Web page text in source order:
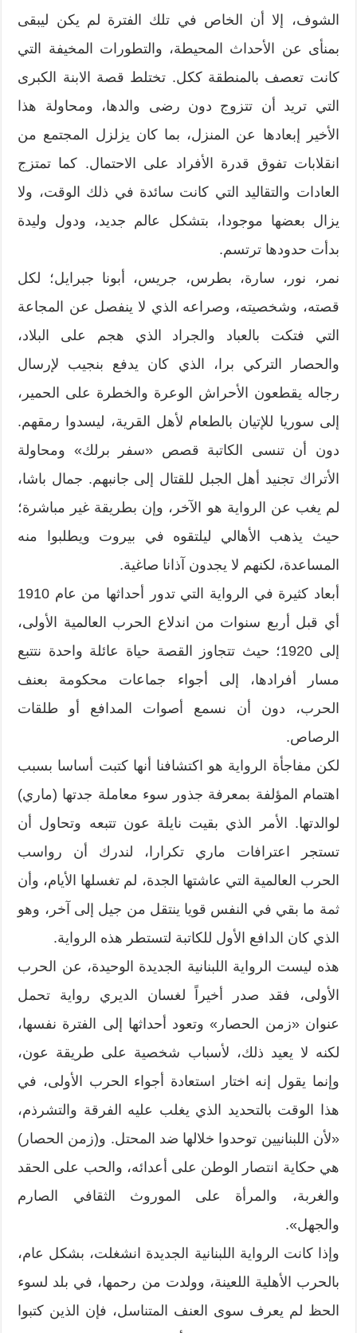
الشوف، إلا أن الخاص في تلك الفترة لم يكن ليبقى
بمنأى عن الأحداث المحيطة، والتطورات المخيفة التي
كانت تعصف بالمنطقة ككل. تختلط قصة الابنة الكبرى
التي تريد أن تتزوج دون رضى والدها، ومحاولة هذا
الأخير إبعادها عن المنزل، بما كان يزلزل المجتمع من
انقلابات تفوق قدرة الأفراد على الاحتمال. كما تمتزج
العادات والتقاليد التي كانت سائدة في ذلك الوقت، ولا
يزال بعضها موجودا، بتشكل عالم جديد، ودول وليدة
بدأت حدودها ترتسم.
نمر، نور، سارة، بطرس، جريس، أبونا جبرايل؛ لكل
قصته، وشخصيته، وصراعه الذي لا ينفصل عن المجاعة
التي فتكت بالعباد والجراد الذي هجم على البلاد،
والحصار التركي برا، الذي كان يدفع بنجيب لإرسال
رجاله يقطعون الأحراش الوعرة والخطرة على الحمير،
إلى سوريا للإتيان بالطعام لأهل القرية، ليسدوا رمقهم.
دون أن تنسى الكاتبة قصص «سفر برلك» ومحاولة
الأتراك تجنيد أهل الجبل للقتال إلى جانبهم. جمال باشا،
لم يغب عن الرواية هو الآخر، وإن بطريقة غير مباشرة؛
حيث يذهب الأهالي ليلتقوه في بيروت ويطلبوا منه
المساعدة، لكنهم لا يجدون آذانا صاغية.
أبعاد كثيرة في الرواية التي تدور أحداثها من عام 1910
أي قبل أربع سنوات من اندلاع الحرب العالمية الأولى،
إلى 1920؛ حيث تتجاوز القصة حياة عائلة واحدة نتتبع
مسار أفرادها، إلى أجواء جماعات محكومة بعنف
الحرب، دون أن نسمع أصوات المدافع أو طلقات
الرصاص.
لكن مفاجأة الرواية هو اكتشافنا أنها كتبت أساسا بسبب
اهتمام المؤلفة بمعرفة جذور سوء معاملة جدتها (ماري)
لوالدتها. الأمر الذي بقيت نايلة عون تتبعه وتحاول أن
تستجر اعترافات ماري تكرارا، لندرك أن رواسب
الحرب العالمية التي عاشتها الجدة، لم تغسلها الأيام، وأن
ثمة ما بقي في النفس قويا ينتقل من جيل إلى آخر، وهو
الذي كان الدافع الأول للكاتبة لتستطر هذه الرواية.
هذه ليست الرواية اللبنانية الجديدة الوحيدة، عن الحرب
الأولى، فقد صدر أخيراً لغسان الديري رواية تحمل
عنوان «زمن الحصار» وتعود أحداثها إلى الفترة نفسها،
لكنه لا يعيد ذلك، لأسباب شخصية على طريقة عون،
وإنما يقول إنه اختار استعادة أجواء الحرب الأولى، في
هذا الوقت بالتحديد الذي يغلب عليه الفرقة والتشرذم،
«لأن اللبنانيين توحدوا خلالها ضد المحتل. و(زمن الحصار)
هي حكاية انتصار الوطن على أعدائه، والحب على الحقد
والغربة، والمرأة على الموروث الثقافي الصارم
والجهل».
وإذا كانت الرواية اللبنانية الجديدة انشغلت، بشكل عام،
بالحرب الأهلية اللعينة، وولدت من رحمها، في بلد لسوء
الحظ لم يعرف سوى العنف المتناسل، فإن الذين كتبوا